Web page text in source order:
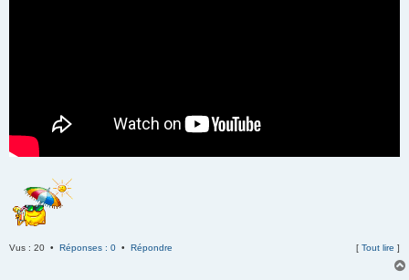
Vus : 20 • Réponses : 0 • Répondre [ Tout lire ]